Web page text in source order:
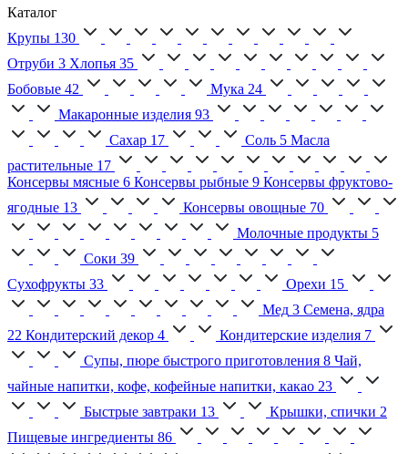
Каталог
Крупы 130
Отруби 3 Хлопья 35
Бобовые 42 Мука 24
Макаронные изделия 93
Сахар 17 Соль 5 Масла
растительные 17
Консервы мясные 6 Консервы рыбные 9 Консервы фруктово-
ягодные 13 Консервы овощные 70
Молочные продукты 5
Соки 39
Сухофрукты 33 Орехи 15
Мед 3 Семена, ядра
22 Кондитерский декор 4 Кондитерские изделия 7
Супы, пюре быстрого приготовления 8 Чай,
чайные напитки, кофе, кофейные напитки, какао 23
Быстрые завтраки 13 Крышки, спички 2
Пищевые ингредиенты 86